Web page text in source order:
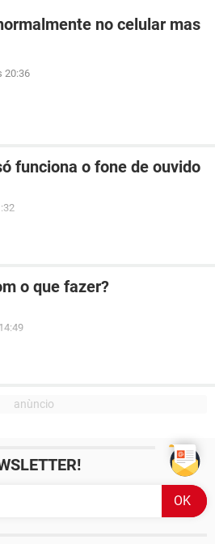
no celular mas
20:36
funciona o fone de ouvido
o que fazer?